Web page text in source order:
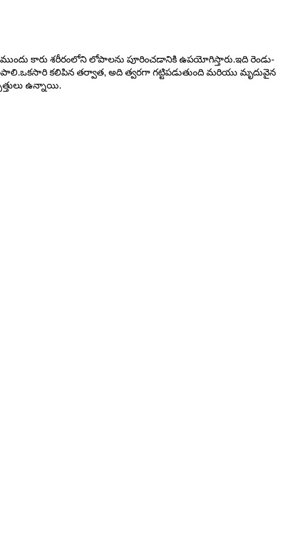
కారు శరీరంలోని లోపాలను పూరించడానికి ఉపయోగిస్తారు.ఇది రెండు-
కలిపిన తర్వాత, అది త్వరగా గట్టిపడుతుంది మరియు మృదువైన
ఉన్నాయి.